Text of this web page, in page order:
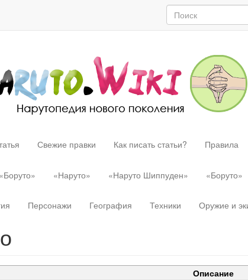
Свежие правки Как писать статьи? Правила
«Наруто» «Наруто Шиппуден» «Боруто»
Персонажи География Техники
Оружие и
Описание